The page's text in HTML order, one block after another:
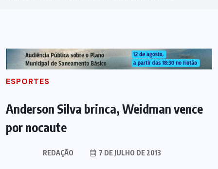
ESPORTES
Anderson Silva brinca, Weidman vence
por nocaute
REDAÇÃO 7 DE JULHO DE 2013